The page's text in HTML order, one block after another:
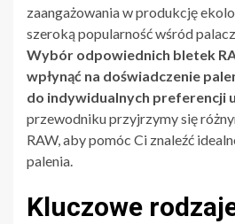
zaangażowania w produkcję
szeroką popularność wśród
Wybór odpowiednich bletek
wpłynąć na doświadczenie
do indywidualnych preferencji
przewodniku przyjrzymy się
RAW, aby pomóc Ci znaleźć
palenia.
Kluczowe